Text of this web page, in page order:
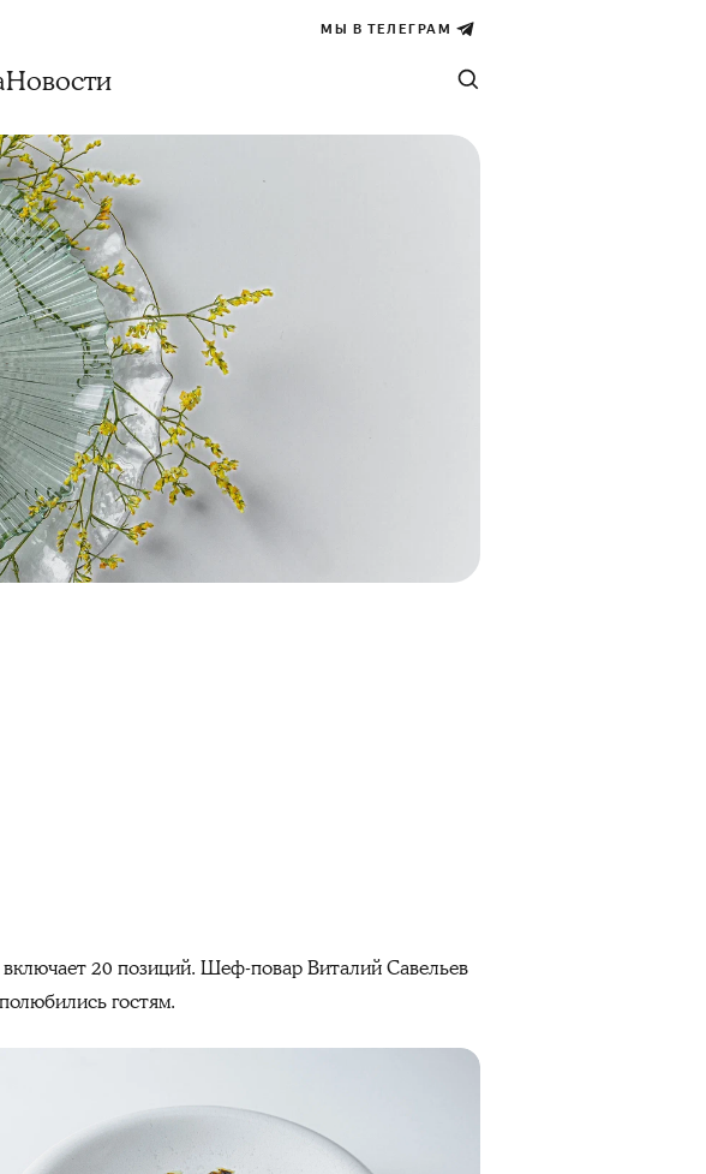
МЫ В ТЕЛЕГРАМ
Новости
20 позиций. Шеф-повар Виталий Савельев
гостям.